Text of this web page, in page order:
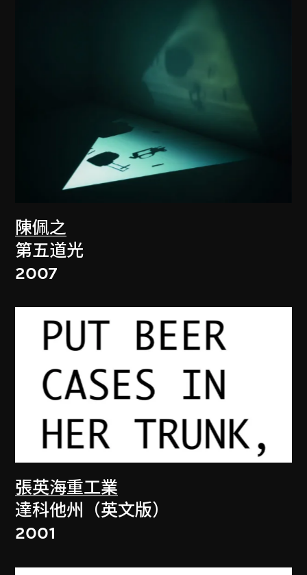
陳佩之
第五道光
2007
張英海重工業
達科他州（英文版）
2001